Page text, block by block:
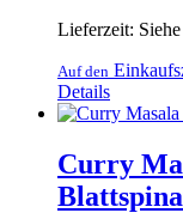
Lieferzeit: Siehe
Auf den
Details
Curry